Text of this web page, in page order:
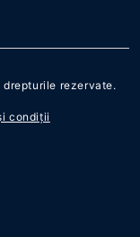
drepturile rezervate.
condiţii